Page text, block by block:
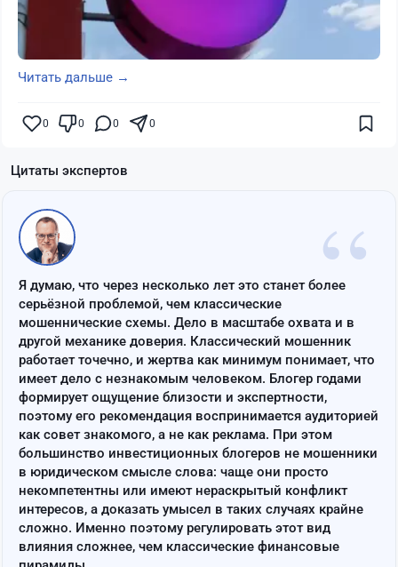
Читать дальше →
0 0 0 0
Цитаты экспертов
“
Я думаю, что через несколько лет это станет более
серьёзной проблемой, чем классические
мошеннические схемы. Дело в масштабе охвата и в
другой механике доверия. Классический мошенник
работает точечно, и жертва как минимум понимает, что
имеет дело с незнакомым человеком. Блогер годами
формирует ощущение близости и экспертности,
поэтому его рекомендация воспринимается аудиторией
как совет знакомого, а не как реклама. При этом
большинство инвестиционных блогеров не мошенники
в юридическом смысле слова: чаще они просто
некомпетентны или имеют нераскрытый конфликт
интересов, а доказать умысел в таких случаях крайне
сложно. Именно поэтому регулировать этот вид
влияния сложнее, чем классические финансовые